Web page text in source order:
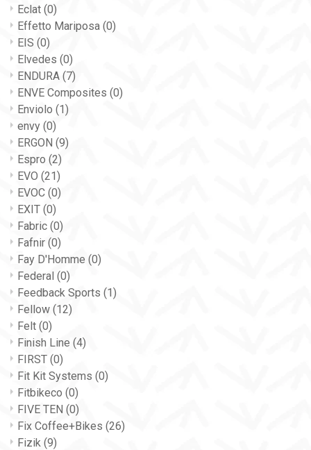
Eclat (0)
Effetto Mariposa (0)
EIS (0)
Elvedes (0)
ENDURA (7)
ENVE Composites (0)
Enviolo (1)
envy (0)
ERGON (9)
Espro (2)
EVO (21)
EVOC (0)
EXIT (0)
Fabric (0)
Fafnir (0)
Fay D'Homme (0)
Federal (0)
Feedback Sports (1)
Fellow (12)
Felt (0)
Finish Line (4)
FIRST (0)
Fit Kit Systems (0)
Fitbikeco (0)
FIVE TEN (0)
Fix Coffee+Bikes (26)
Fizik (9)